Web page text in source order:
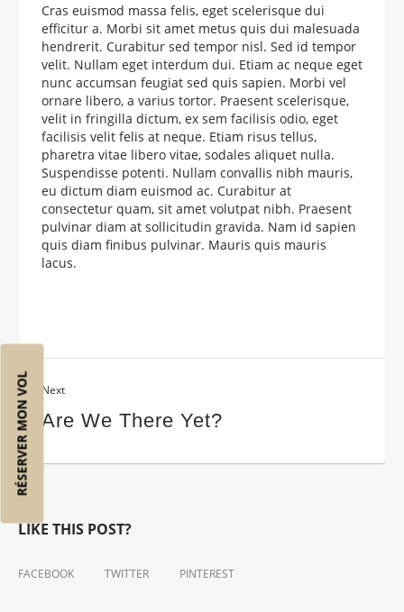
RÉSERVER MON VOL
Сras euismod massa felis, eget scelerisque dui
efficitur a. Morbi sit amet metus quis dui malesuada
hendrerit. Curabitur sed tempor nisl. Sed id tempor
velit. Nullam eget interdum dui. Etiam ac neque eget
nunc accumsan feugiat sed quis sapien. Morbi vel
ornare libero, a varius tortor. Praesent scelerisque,
velit in fringilla dictum, ex sem facilisis odio, eget
facilisis velit felis at neque. Etiam risus tellus,
pharetra vitae libero vitae, sodales aliquet nulla.
Suspendisse potenti. Nullam convallis nibh mauris,
eu dictum diam euismod ac. Curabitur at
consectetur quam, sit amet volutpat nibh. Praesent
pulvinar diam at sollicitudin gravida. Nam id sapien
quis diam finibus pulvinar. Mauris quis mauris
lacus.
Next
Are We There Yet?
LIKE THIS POST?
FACEBOOK TWITTER PINTEREST